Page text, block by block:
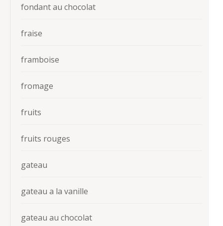
fondant au chocolat
fraise
framboise
fromage
fruits
fruits rouges
gateau
gateau a la vanille
gateau au chocolat